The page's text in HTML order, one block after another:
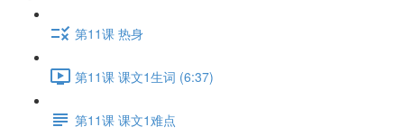
第11课 热身
第11课 课文1生词 (6:37)
第11课 课文1难点